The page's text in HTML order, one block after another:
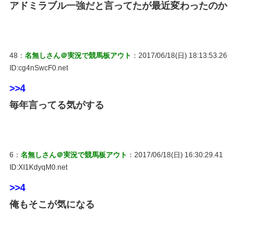
アドミラブル一強だと言ってたが最近変わったのか
48： 名無しさん＠実況で競馬板アウト ：2017/06/18(日) 18:13:53.26
ID:cg4nSwcF0.net
>>4
毎年言ってる気がする
6： 名無しさん＠実況で競馬板アウト ：2017/06/18(日) 16:30:29.41
ID:XI1KdyqM0.net
>>4
俺もそこが気になる